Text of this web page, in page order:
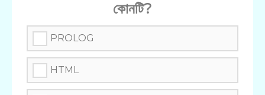
কোনটি?
PROLOG
HTML